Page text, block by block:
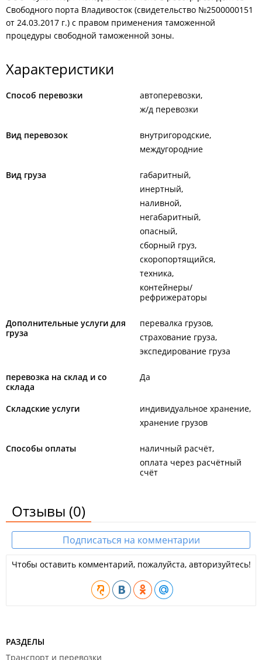
Свободного порта Владивосток (свидетельство №2500000151
от 24.03.2017 г.) с правом применения таможенной
процедуры свободной таможенной зоны.
Характеристики
Способ перевозки
автоперевозки
ж/д перевозки
Вид перевозок
внутригородские
междугородние
Вид груза
габаритный
инертный
наливной
негабаритный
опасный
сборный груз
скоропортящийся
техника
контейнеры/
рефрижераторы
Дополнительные услуги для
груза
перевалка грузов
страхование груза
экспедирование груза
перевозка на склад и со
склада
Да
Складские услуги
индивидуальное хранение
хранение грузов
Способы оплаты
наличный расчёт
оплата через расчётный
счёт
Отзывы (0)
Подписаться на комментарии
Чтобы оставить комментарий, пожалуйста, авторизуйтесь!
РАЗДЕЛЫ
Транспорт и перевозки